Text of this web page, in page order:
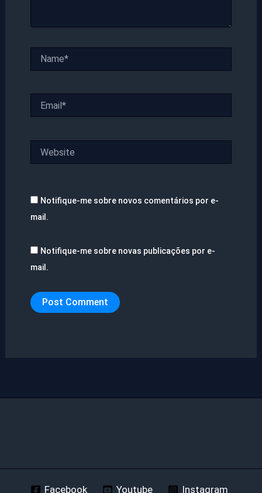
Notifique-me sobre novos comentários por e-
mail.
Notifique-me sobre novas publicações por e-
mail.
Facebook Youtube Instagram